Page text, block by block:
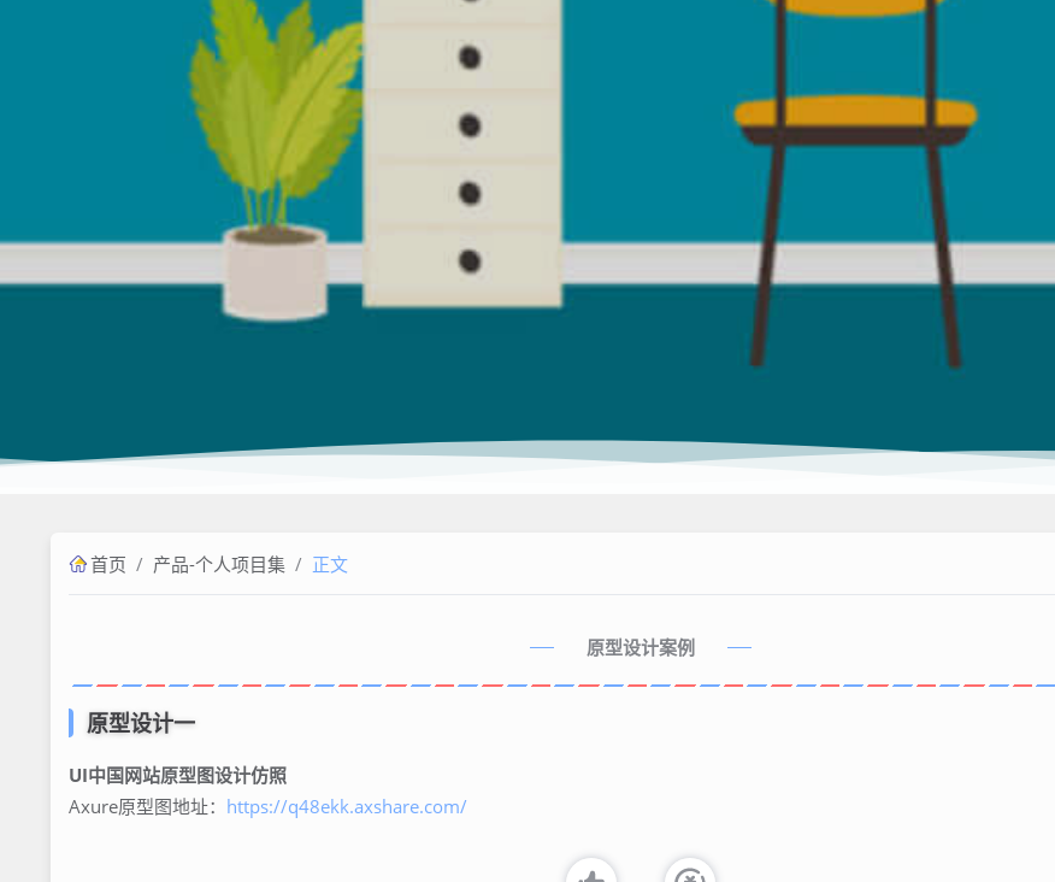
首页 / 产品-个人项目集 / 正文
原型设计案例
原型设计一
UI中国网站原型图设计仿照
Axure原型图地址： https://q48ekk.axshare.com/